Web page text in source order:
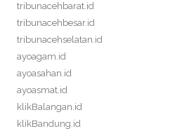
tribunacehbarat.id
tribunacehbesar.id
tribunacehselatan.id
ayoagam.id
ayoasahan.id
ayoasmat.id
klikBalangan.id
klikBandung.id